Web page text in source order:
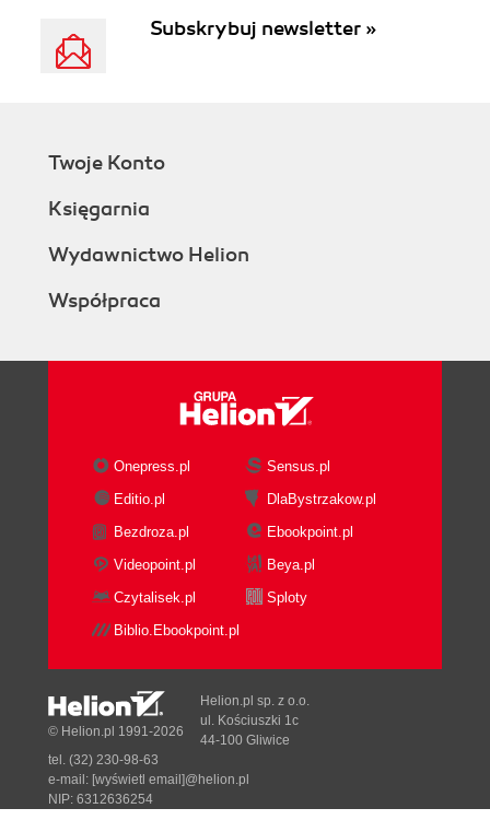
Subskrybuj newsletter »
Twoje Konto
Księgarnia
Wydawnictwo Helion
Współpraca
Onepress.pl
Sensus.pl
Editio.pl
DlaBystrzakow.pl
Bezdroza.pl
Ebookpoint.pl
Videopoint.pl
Beya.pl
Czytalisek.pl
Sploty
Biblio.Ebookpoint.pl
© Helion.pl 1991-2026
Helion.pl sp. z o.o.
ul. Kościuszki 1c
44-100 Gliwice
tel. (32) 230-98-63
e-mail: [wyświetl email]@helion.pl
NIP: 6312636254